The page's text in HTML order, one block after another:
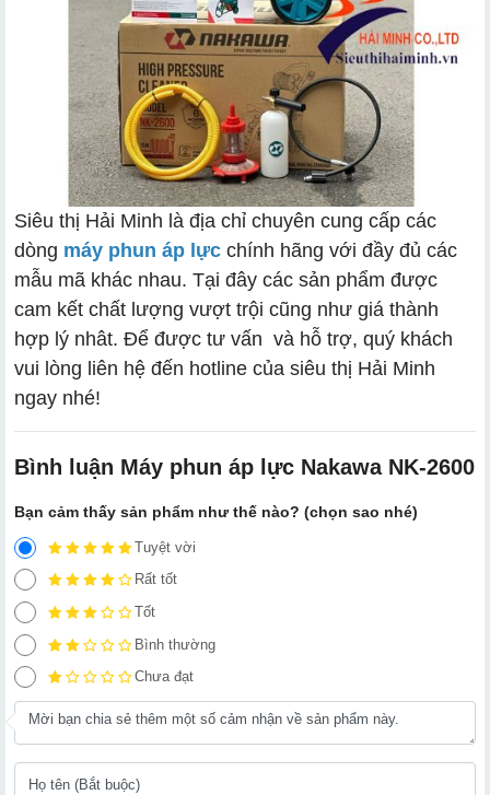
Siêu thị Hải Minh là địa chỉ chuyên cung cấp các
dòng máy phun áp lực chính hãng với đầy đủ các
mẫu mã khác nhau. Tại đây các sản phẩm được
cam kết chất lượng vượt trội cũng như giá thành
hợp lý nhât. Để được tư vấn và hỗ trợ, quý khách
vui lòng liên hệ đến hotline của siêu thị Hải Minh
ngay nhé!
Bình luận Máy phun áp lực Nakawa NK-2600
Bạn cảm thấy sản phẩm như thế nào? (chọn sao nhé)
Tuyệt vời
Rất tốt
Tốt
Bình thường
Chưa đạt